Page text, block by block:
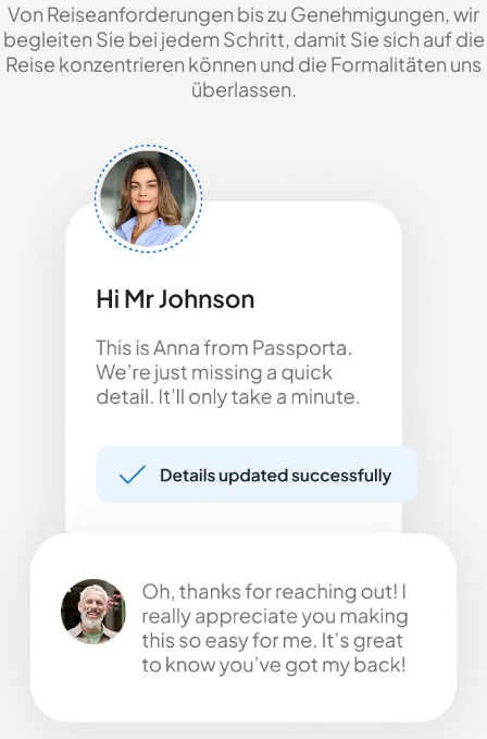
Von Reiseanforderungen bis zu Genehmigungen, wir
begleiten Sie bei jedem Schritt, damit Sie sich auf die
Reise konzentrieren können und die Formalitäten uns
überlassen.